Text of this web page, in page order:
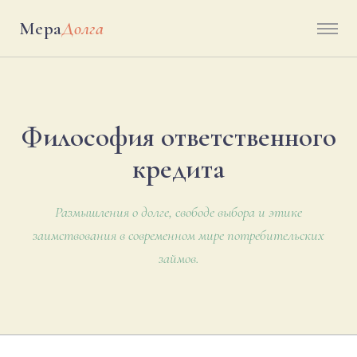
МераДолга
Философия ответственного
кредита
Размышления о долге, свободе выбора и этике
заимствования в современном мире потребительских
займов.